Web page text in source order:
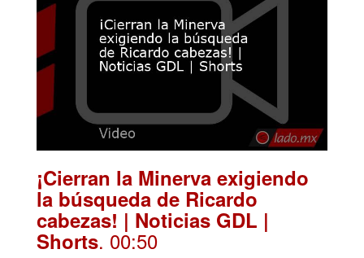
¡Cierran la Minerva exigiendo
la búsqueda de Ricardo
cabezas! | Noticias GDL |
Shorts. 00:50